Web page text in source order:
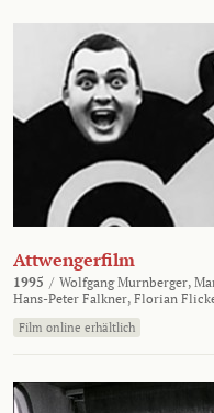
Attwengerfilm
1995 / Wolfgang Murnberger,
Hans-Peter Falkner, Florian
Film online erhältlich